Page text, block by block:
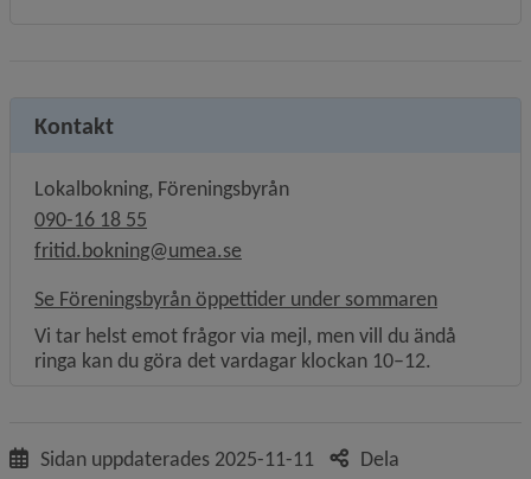
Kontakt
Lokalbokning, Föreningsbyrån
090-16 18 55
fritid.bokning@umea.se
Se Föreningsbyrån öppettider under sommaren
Vi tar helst emot frågor via mejl, men vill du ändå
ringa kan du göra det vardagar klockan 10–12.
Sidan uppdaterades 2025-11-11 Dela